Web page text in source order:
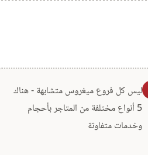
ليس كل فروع ميغروس متشابهة - هناك
5 أنواع مختلفة من المتاجر بأحجام
وخدمات متفاوتة